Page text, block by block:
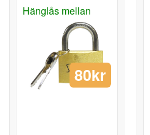
Hänglås mellan
80kr